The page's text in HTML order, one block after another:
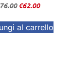
€62.00
al carrello